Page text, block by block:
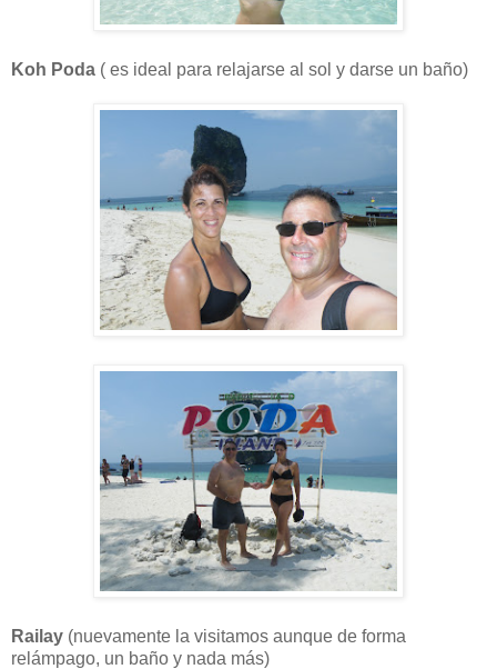
Koh Poda ( es ideal para relajarse al sol y darse un baño)
Railay (nuevamente la visitamos aunque de forma
relámpago, un baño y nada más)